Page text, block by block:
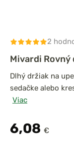
2
Mivardi
Dlhý držiak na
sedačke alebo
Viac
6,08 €